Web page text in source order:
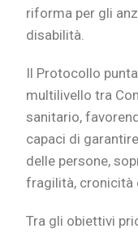
riforma per gli
disabilità.
Il Protocollo
multilivello tra
sanitario,
capaci di
delle persone,
fragilità, cronicità
Tra gli obiettivi